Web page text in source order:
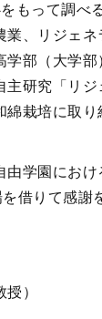
もって調べ
、リジェネ
部（大学部
研究「リジ
綿栽培に取り
由学園におけ
借りて感謝
）